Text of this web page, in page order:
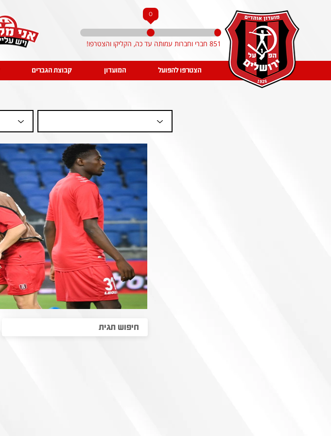
0
851 חברי וחברות עמותה עד כה, הקליקו והצטרפו!
הצטרפו להפועל המועדון קבוצת הגברים